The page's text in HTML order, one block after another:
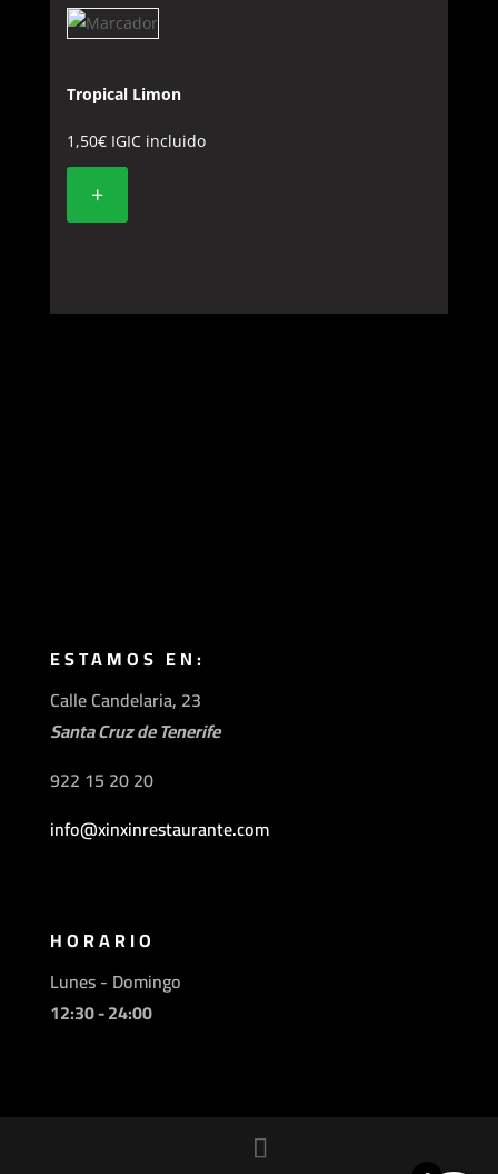
Tropical Limon
1,50€ IGIC incluido
+
ESTAMOS EN:
Calle Candelaria, 23
Santa Cruz de Tenerife
922 15 20 20
info@xinxinrestaurante.com
HORARIO
Lunes - Domingo
12:30 - 24:00